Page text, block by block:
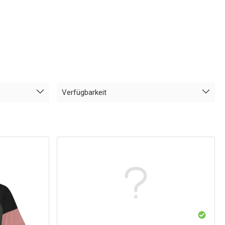
Verfügbarkeit